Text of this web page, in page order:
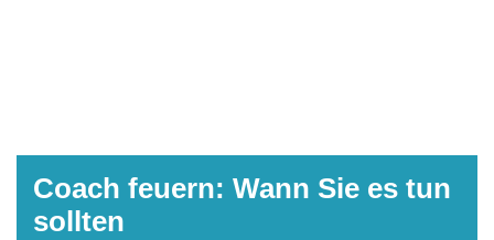
Coach feuern: Wann Sie es tun
sollten